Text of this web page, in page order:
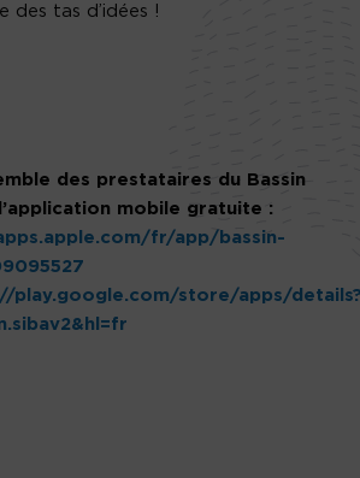
des tas d’idées !
des prestataires du Bassin
mobile gratuite :
fr/app/bassin-
play.google.com/store/apps/